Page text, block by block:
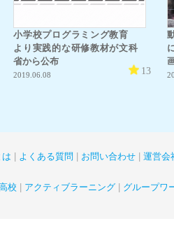
小学校プログラミング教育
より実践的な研修教材が文科
省から公布
2019.06.08 13
よくある質問 お問い合わせ 運営会
校 アクティブラーニング グループワ